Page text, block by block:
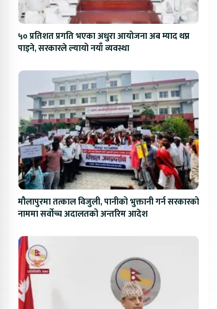
५० प्रतिशत प्रगति भएका अधुरा आयोजना अब म्याद थप्न
पाइने, सरकारले ल्यायो नयाँ व्यवस्था
मौलापुरमा तत्काल विजुली, पानीको भुक्तानी गर्न सरकारको
नाममा सर्वोच्च अदालतको अन्तरिम आदेश